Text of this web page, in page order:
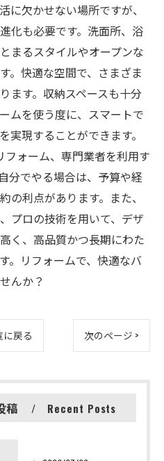
に欠かせない場所ですが、
化も必要です。洗面所、浴
まるスタイルやオープンな
。快適な空間で、さまざま
ます。収納スペースも十分
ムを使う度に、スマートで
実現することができます。
フォーム、専門業者を利用す
分でやる場合は、予算や経
の利点があります。また、
プロの技術を用いて、デザ
く、高品質かつ長期にわた
。リフォームで、快適なバ
んか？
に戻る 次のページ >
稿 Recent Posts